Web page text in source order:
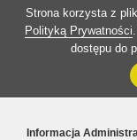
Strona korzysta z
Polityką Prywatności
dostępu do
Informacja